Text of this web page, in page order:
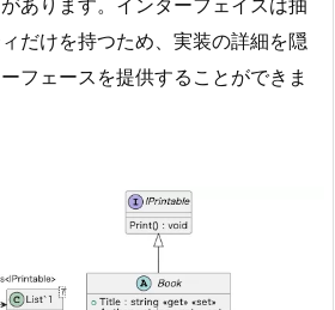
あります。インターフェイスは抽
だけを持つため、実装の詳細を隠
フェースを提供することができま